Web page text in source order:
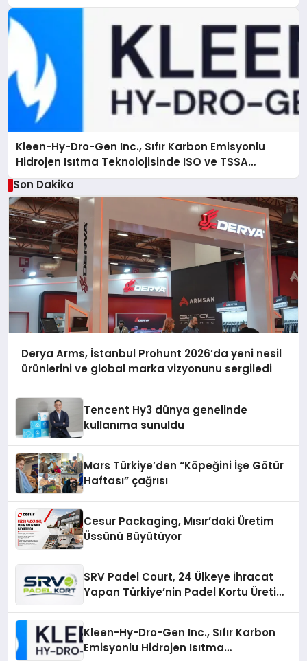
Kleen-Hy-Dro-Gen Inc., Sıfır Karbon Emisyonlu
Hidrojen Isıtma Teknolojisinde ISO ve TSSA
Düzenleyici Onaylarını Aldı
Son Dakika
Derya Arms, İstanbul Prohunt 2026’da yeni nesil
ürünlerini ve global marka vizyonunu sergiledi
Tencent Hy3 dünya genelinde
kullanıma sunuldu
Mars Türkiye’den “Köpeğini İşe Götür
Haftası” çağrısı
Cesur Packaging, Mısır’daki Üretim
Üssünü Büyütüyor
SRV Padel Court, 24 Ülkeye İhracat
Yapan Türkiye’nin Padel Kortu Üretim
Kleen-Hy-Dro-Gen Inc., Sıfır Karbon
Emisyonlu Hidrojen Isıtma